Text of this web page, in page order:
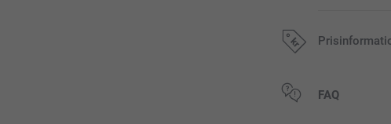
Alla priser är i
FAQ